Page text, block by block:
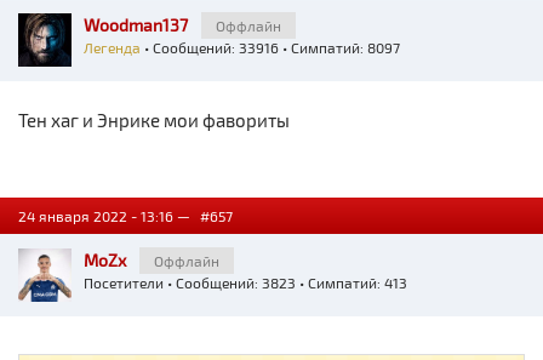
Woodman137
Оффлайн
Легенда • Сообщений: 33916 • Симпатий: 8097
Тен хаг и Энрике мои фавориты
24 января 2022 - 13:16 — #657
MoZx
Оффлайн
Посетители • Сообщений: 3823 • Симпатий: 413